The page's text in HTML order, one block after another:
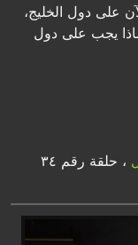
على دول الخليج،
يجب على دول
، حلقة رقم ٣٤